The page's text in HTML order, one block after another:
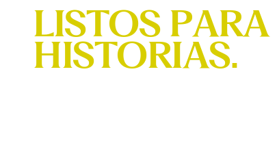
LISTOS PARA
HISTORIAS.